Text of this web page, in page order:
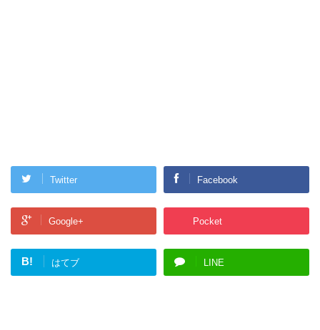
Twitter Facebook
Google+ Pocket
B! はてブ LINE